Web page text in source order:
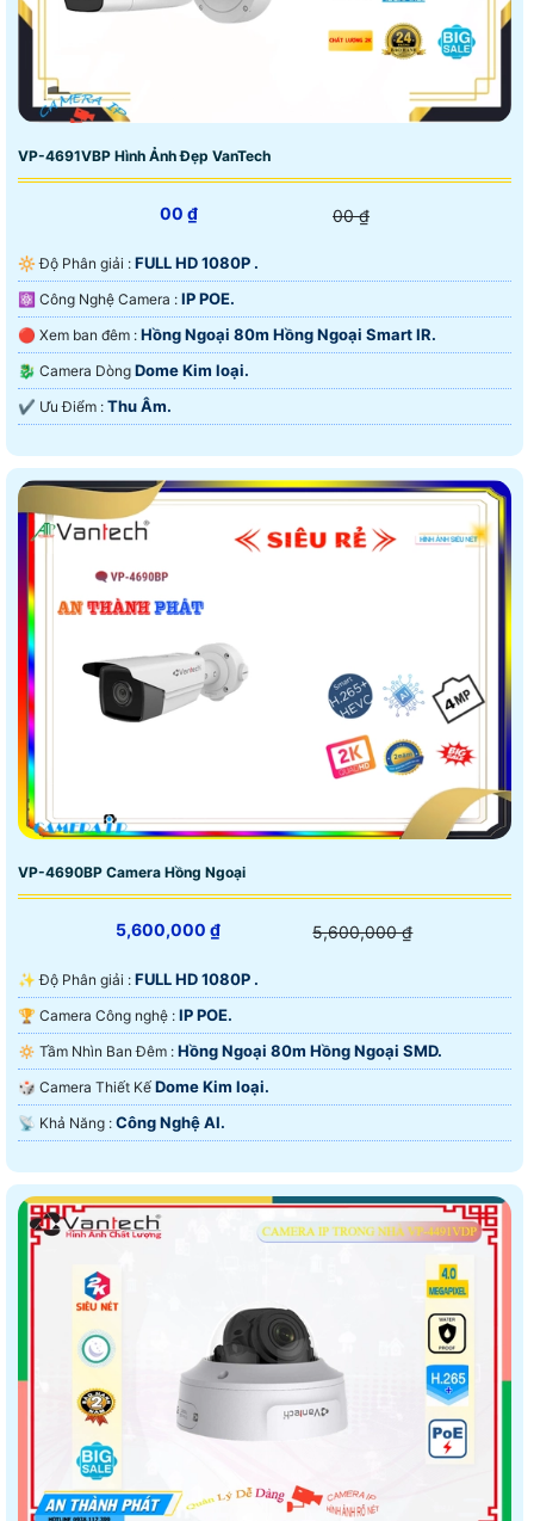
VP-4691VBP Hình Ảnh Đẹp VanTech
00 ₫ 00 ₫
🔆 Độ Phân giải : FULL HD 1080P .
⚛️ Công Nghệ Camera : IP POE.
🔴 Xem ban đêm : Hồng Ngoại 80m Hồng Ngoại Smart IR.
🐉️ Camera Dòng Dome Kim loại.
️✔️ Ưu Điểm : Thu Âm.
VP-4690BP Camera Hồng Ngoại
5,600,000 ₫ 5,600,000 ₫
✨ Độ Phân giải : FULL HD 1080P .
🏆 Camera Công nghệ : IP POE.
🔅 Tầm Nhìn Ban Đêm : Hồng Ngoại 80m Hồng Ngoại SMD.
🎲 Camera Thiết Kế Dome Kim loại.
️📡 Khả Năng : Công Nghệ AI.